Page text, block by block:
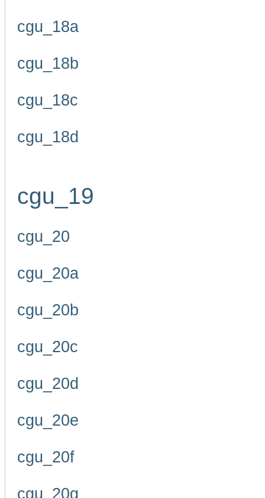
cgu_18a
cgu_18b
cgu_18c
cgu_18d
cgu_19
cgu_20
cgu_20a
cgu_20b
cgu_20c
cgu_20d
cgu_20e
cgu_20f
cgu_20g